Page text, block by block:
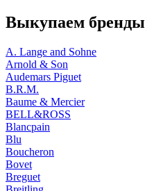
Выкупаем бренды
A. Lange and Sohne
Arnold & Son
Audemars Piguet
B.R.M.
Baume & Mercier
BELL&ROSS
Blancpain
Blu
Boucheron
Bovet
Breguet